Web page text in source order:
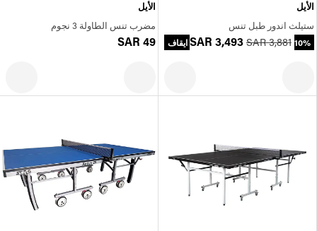
الأيل
ستيلث اندور طبل تنس
SAR 3,493 SAR 3,881 10% ايقاف
الأيل
مضرب تنس الطاولة 3 نجوم
SAR 49